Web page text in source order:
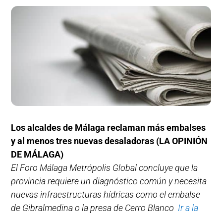
Los alcaldes de Málaga reclaman más embalses
y al menos tres nuevas desaladoras (LA OPINIÓN
DE MÁLAGA)
El Foro Málaga Metrópolis Global concluye que la
provincia requiere un diagnóstico común y necesita
nuevas infraestructuras hídricas como el embalse
de Gibralmedina o la presa de Cerro Blanco Ir a la